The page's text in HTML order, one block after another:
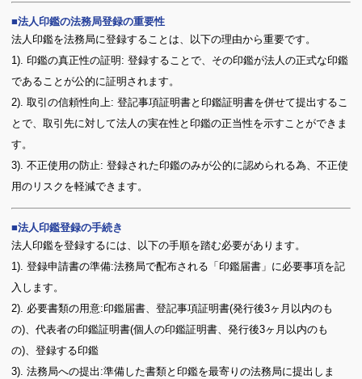
法人印鑑の法務局登録の重要性
法人印鑑を法務局に登録することは、以下の理由から重要です。
1). 印鑑の真正性の証明: 登録することで、その印鑑が法人の正式な印鑑
であることが公的に証明されます。
2). 取引の信頼性向上: 登記事項証明書と印鑑証明書を併せて提出するこ
とで、取引先に対して法人の実在性と印鑑の正当性を示すことができま
す。
3). 不正使用の防止: 登録された印鑑のみが公的に認められる為、不正使
用のリスクを軽減できます。
法人印鑑登録の手続き
法人印鑑を登録するには、以下の手順を踏む必要があります。
1). 登録申請書の準備:法務局で配布される「印鑑届書」に必要事項を記
入します。
2). 必要書類の用意:印鑑届書、登記事項証明書(発行後3ヶ月以内のも
の)、代表者の印鑑証明書(個人の印鑑証明書、発行後3ヶ月以内のも
の)、登録する印鑑
3). 法務局への提出:準備した書類と印鑑を最寄りの法務局に提出しま